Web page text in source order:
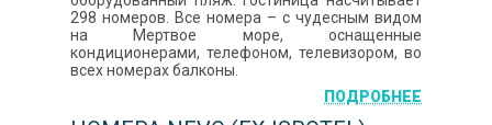
298 номеров. Все номера – с чудесным видом
на Мертвое море, оснащенные
кондиционерами, телефоном, телевизором, во
всех номерах балконы.
ПОДРОБНЕЕ